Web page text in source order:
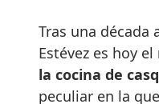
Tras una década
Estévez es hoy el
la cocina de
peculiar en la